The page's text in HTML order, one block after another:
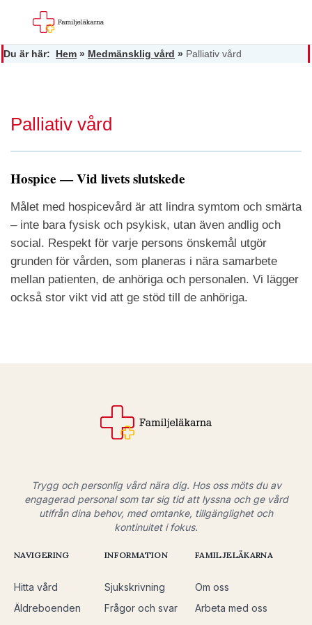
Du är här: Hem » Medmänsklig vård » Palliativ vård
Palliativ vård
Hospice — Vid livets slutskede
Målet med hospicevård är att lindra symtom och smärta
– inte bara fysisk och psykisk, utan även andlig och
social. Respekt för varje persons önskemål utgör
grunden för vården, som planeras i nära samarbete
mellan patienten, de anhöriga och personalen. Vi lägger
också stor vikt vid att ge stöd till de anhöriga.
Trygg och personlig vård nära dig. Hos oss möts du av
engagerad personal som tar sig tid att lyssna och ge vård
utifrån dina behov, med omtanke, tillgänglighet och
kontinuitet i fokus.
NAVIGERING
Hitta vård
Äldreboenden
INFORMATION
Sjukskrivning
Frågor och svar
FAMILJELÄKARNA
Om oss
Arbeta med oss